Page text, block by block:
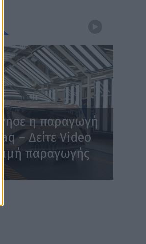
η παραγωγή
– Δείτε Video
παραγωγής